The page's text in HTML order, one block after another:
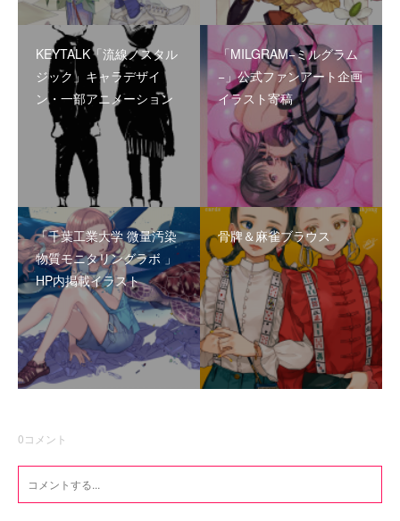
KEYTALK「流線ノスタル
ジック」キャラデザイ
ン・一部アニメーション
「MILGRAM−ミルグラム
−」公式ファンアート企画
イラスト寄稿
「千葉工業大学 微量汚染
物質モニタリングラボ 」
HP内掲載イラスト
骨牌＆麻雀ブラウス
0コメント